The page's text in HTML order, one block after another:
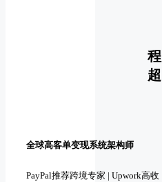
程
超
全球高客单变现系统架构师
PayPal推荐跨境专家 | Upwork高收